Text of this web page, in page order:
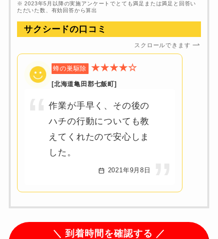
※ 2023年5月以降の実施アンケートでとても満足または満足と回答い
ただいた数、有効回答から算出
サクシードの口コミ
スクロールできます
蜂の巣駆除 ★★★★☆
[北海道亀田郡七飯町]
作業が手早く、その後の
ハチの行動についても教
えてくれたので安心しま
した。
2021年9月8日
＼ 到着時間を確認する ／